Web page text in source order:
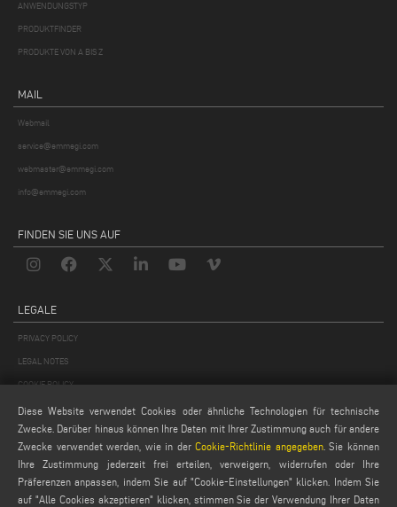
ANWENDUNGSTYP
PRODUKTFINDER
PRODUKTE VON A BIS Z
MAIL
Webmail
service@emmegi.com
webmaster@emmegi.com
info@emmegi.com
FINDEN SIE UNS AUF
LEGALE
PRIVACY POLICY
LEGAL NOTES
COOKIE POLICY
GENERAL TERMS AND CONDITIONS OF SALE
ALLGEMEINE VERTRIEBSBEDINGUNGEN
COOKIES EINSTELLUNGEN
Diese Website verwendet Cookies oder ähnliche Technologien für technische
Zwecke. Darüber hinaus können Ihre Daten mit Ihrer Zustimmung auch für andere
Zwecke verwendet werden, wie in derCookie-Richtlinie angegeben. Sie können
Ihre Zustimmung jederzeit frei erteilen, verweigern, widerrufen oder Ihre
Präferenzen anpassen, indem Sie auf "Cookie-Einstellungen" klicken. Indem Sie
auf "Alle Cookies akzeptieren" klicken, stimmen Sie der Verwendung Ihrer Daten